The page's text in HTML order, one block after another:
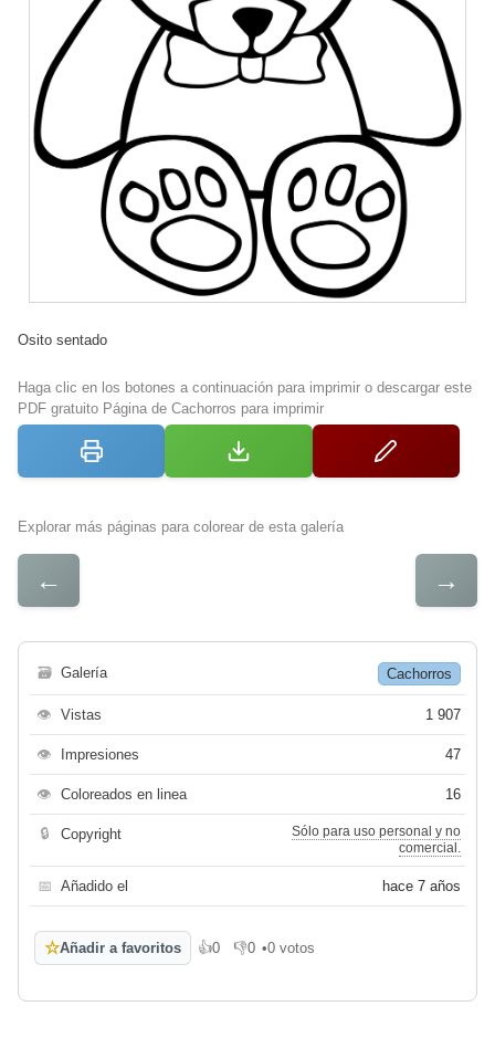
Osito sentado
Haga clic en los botones a continuación para imprimir o descargar este
PDF gratuito Página de Cachorros para imprimir
Explorar más páginas para colorear de esta galería
← →
🗃 Galería Cachorros
👁 Vistas 1 907
👁 Impresiones 47
👁 Coloreados en linea 16
🔒 Copyright
Sólo para uso personal y no
comercial.
📅 Añadido el hace 7 años
☆Añadir a favoritos 👍0
Me gusta
👎0
No me gusta
•0 votos